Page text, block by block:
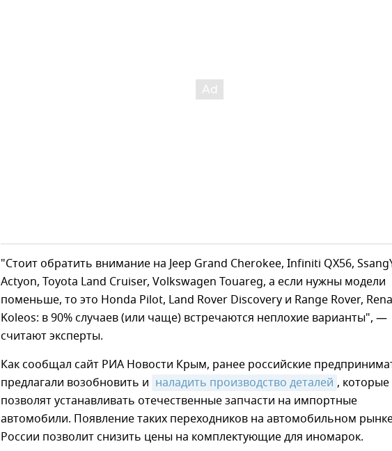
"Стоит обратить внимание на Jeep Grand Cherokee, Infiniti QX56,
Actyon, Toyota Land Cruiser, Volkswagen Touareg, а если нужны модели
поменьше, то это Honda Pilot, Land Rover Discovery и Range Rover,
Koleos: в 90% случаев (или чаще) встречаются неплохие варианты", —
считают эксперты.
Как сообщал сайт РИА Новости Крым, ранее российские
предлагали возобновить и наладить производство деталей , которые
позволят устанавливать отечественные запчасти на импортные
автомобили. Появление таких переходников на автомобильном
России позволит снизить цены на комплектующие для иномарок.